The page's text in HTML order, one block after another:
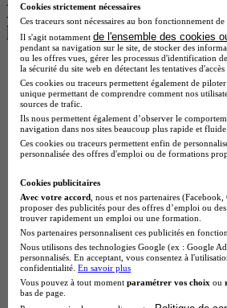
Les intitulés de diplôme
les plus recherchés
BTS Esf en alternance
BTS Dietetique en alternance
BTS Mco en alternance
BTS Pi en alternance
BTS Sp3s en alternance
Master CCA en alternance
BTS Ndrc en alternance
Cap Fleuriste en alternance
BTS Sio en alternance
MSc Marketing Digital en alternance
BTS Gpme en alternance
Cap Electricien en alternance
BTS Gpn en alternance
BTS Domotique en alternance
BAC Pro Agora en alternance
BTS Sta en alternance
Cookies strictement nécessaires
Ces traceurs sont nécessaires au bon fonctionnement de
Il s'agit notamment de l'ensemble des cookies
pendant sa navigation sur le site, de stocker des
ou les offres vues, gérer les processus d'identification
la sécurité du site web en détectant les tentatives
Ces cookies ou traceurs permettent également de
unique permettant de comprendre comment nos
sources de trafic.
Ils nous permettent également d’observer le
navigation dans nos sites beaucoup plus rapide et fluide.
Ces cookies ou traceurs permettent enfin de
personnalisée des offres d'emploi ou de formations
Cookies publicitaires
Avec votre accord , nous et nos partenaires
proposer des publicités pour des offres d’emploi ou
trouver rapidement un emploi ou une formation.
Nos partenaires personnalisent ces publicités en
Nous utilisons des technologies Google (ex : Google
personnalisés. En acceptant, vous consentez à
confidentialité. En savoir plus
Vous pouvez à tout moment paramétrer vos choix ou
bas de page.